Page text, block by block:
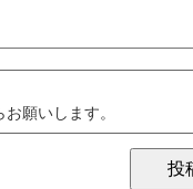
願いします。